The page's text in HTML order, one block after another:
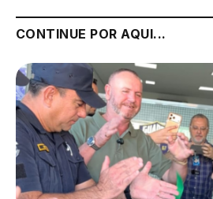
CONTINUE POR AQUI...